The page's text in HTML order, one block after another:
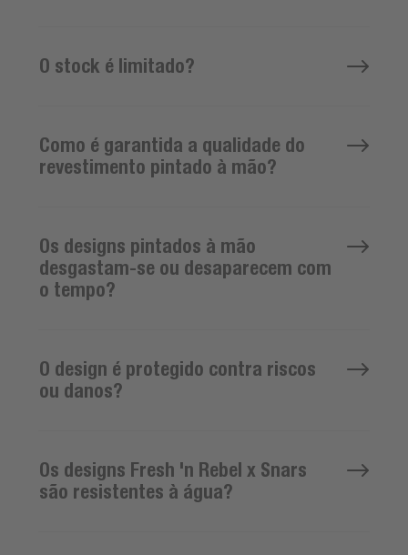
O stock é limitado?
Como é garantida a qualidade do
revestimento pintado à mão?
Os designs pintados à mão
desgastam-se ou desaparecem com
o tempo?
O design é protegido contra riscos
ou danos?
Os designs Fresh 'n Rebel x Snars
são resistentes à água?